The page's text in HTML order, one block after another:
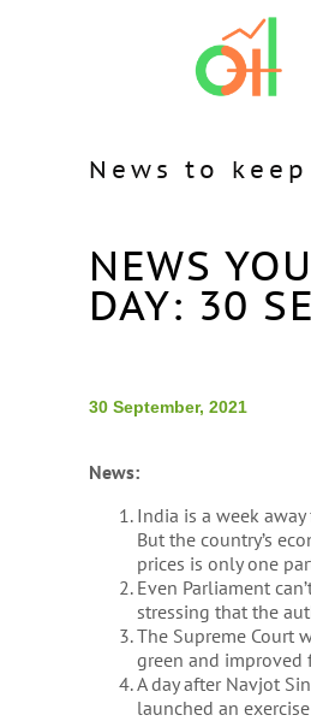
News to
NEWS
DAY: 30
30 September, 2021
News:
India is a week
But the country’s
prices is only one
Even Parliament
stressing that the
The Supreme Court
green and
A day after Navjot
launched an